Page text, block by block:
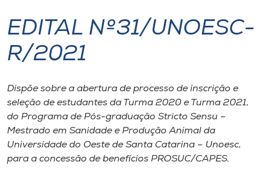
Internacionalização
I.nova
Diplomados
Cultura
CPA
EDITAL Nº31/UNOESC-
R/2021
Dispõe sobre a abertura de processo de inscrição e
seleção de estudantes da Turma 2020 e Turma 2021,
do Programa de Pós-graduação Stricto Sensu –
Mestrado em Sanidade e Produção Animal da
Universidade do Oeste de Santa Catarina – Unoesc,
para a concessão de benefícios PROSUC/CAPES.